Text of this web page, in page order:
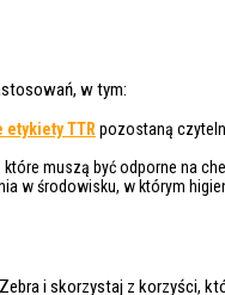
w tym:
etykiety TTR pozostaną
muszą być odporne na
w środowisku, w którym
i skorzystaj z korzyści,